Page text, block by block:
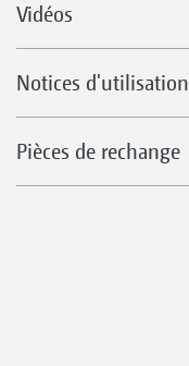
Vidéos
Notices d'utilisation
Pièces de rechange